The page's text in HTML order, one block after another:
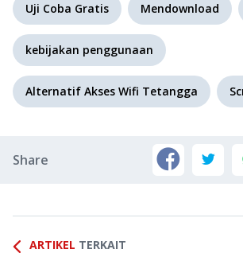
Uji Coba Gratis Mendownload
kebijakan penggunaan
Alternatif Akses Wifi Tetangga
Share
ARTIKEL TERKAIT